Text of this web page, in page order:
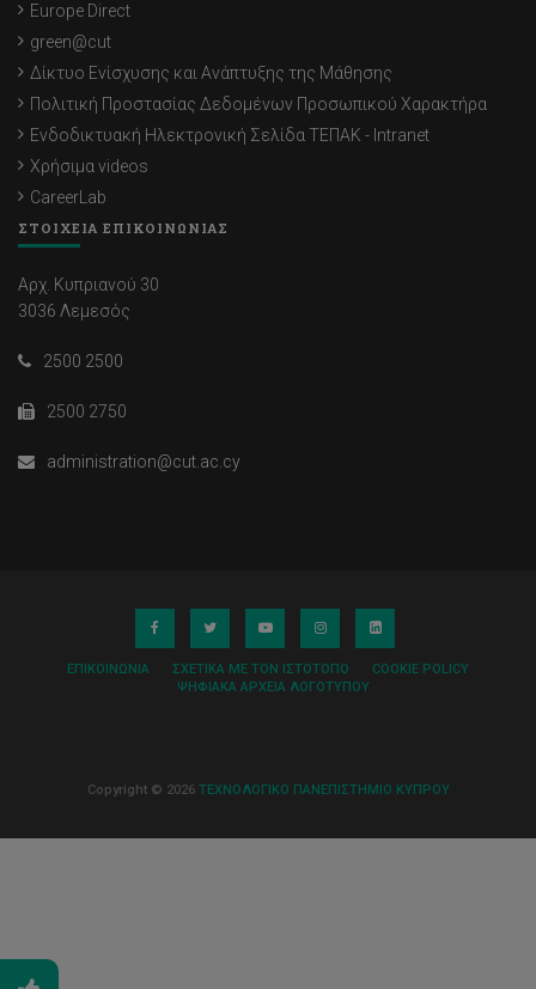
Europe Direct
green@cut
Δίκτυο Ενίσχυσης και Ανάπτυξης της Μάθησης
Πολιτική Προστασίας Δεδομένων Προσωπικού Χαρακτήρα
Ενδοδικτυακή Ηλεκτρονική Σελίδα ΤΕΠΑΚ - Intranet
Χρήσιμα videos
CareerLab
ΣΤΟΙΧΕΙΑ ΕΠΙΚΟΙΝΩΝΙΑΣ
Αρχ. Κυπριανού 30
3036 Λεμεσός
2500 2500
2500 2750
administration@cut.ac.cy
ΕΠΙΚΟΙΝΩΝΊΑ ΣΧΕΤΙΚΆ ΜΕ ΤΟΝ ΙΣΤΌΤΟΠΟ
COOKIE POLICY
ΨΗΦΙΑΚΆ ΑΡΧΕΊΑ ΛΟΓΌΤΥΠΟΥ
Copyright © 2026 ΤΕΧΝΟΛΟΓΙΚΟ ΠΑΝΕΠΙΣΤΗΜΙΟ ΚΥΠΡΟΥ